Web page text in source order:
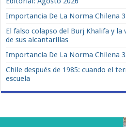
Importancia De La Norma Chilena
El falso colapso del Burj Khalifa y la
de sus alcantarillas
Importancia De La Norma Chilena
Chile después de 1985: cuando el
escuela